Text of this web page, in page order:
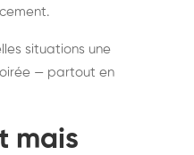
situations une
— partout en
mais